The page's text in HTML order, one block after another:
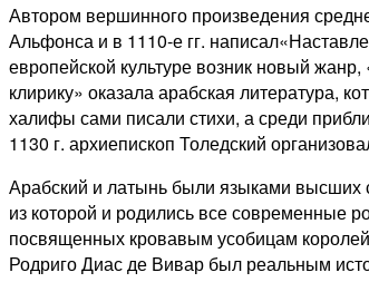
Автором вершинного произведения
Альфонса и в 1110-е гг.
европейской культуре возник новый
клирику» оказала арабская литература,
халифы сами писали стихи, а среди
1130 г. архиепископ Толедский
Арабский и латынь были языками высших
из которой и родились все современные
посвященных кровавым усобицам
Родриго Диас де Вивар был реальным